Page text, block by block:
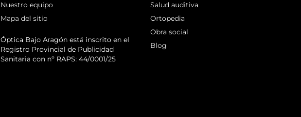
Nuestro equipo
Mapa del sitio
Óptica Bajo Aragón está inscrito en el
Registro Provincial de Publicidad
Sanitaria con nº RAPS: 44/0001/25
Salud auditiva
Ortopedia
Obra social
Blog